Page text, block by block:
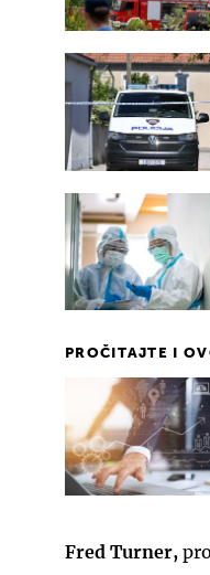
PROČITAJTE I
Fred Turner,